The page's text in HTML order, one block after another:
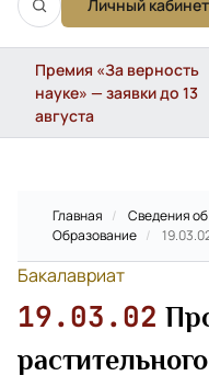
Личный кабинет
Премия «За верность
науке» — заявки до 13
августа
Главная / Сведения
Образование /
Бакалавриат
19.03.02